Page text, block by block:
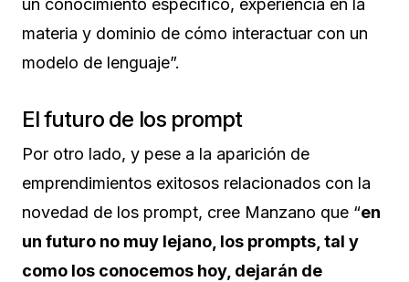
materia y dominio de cómo interactuar con un
modelo de lenguaje”.
El futuro de los prompt
Por otro lado, y pese a la aparición de
emprendimientos exitosos relacionados con la
novedad de los prompt, cree Manzano que “en
un futuro no muy lejano, los prompts, tal y
como los conocemos hoy, dejarán de